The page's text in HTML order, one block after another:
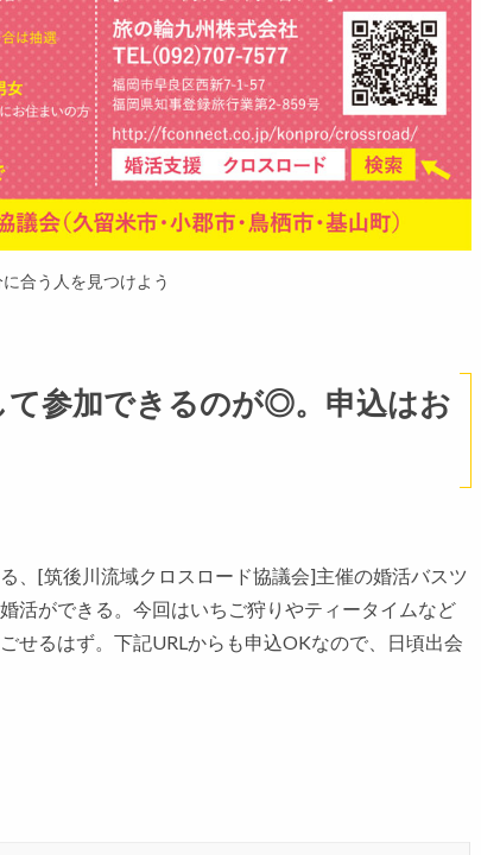
合う人を見つけよう
て参加できるのが◎。申込はお
、[筑後川流域クロスロード協議会]主催の婚活バスツ
活ができる。今回はいちご狩りやティータイムなど
せるはず。下記URLからも申込OKなので、日頃出会